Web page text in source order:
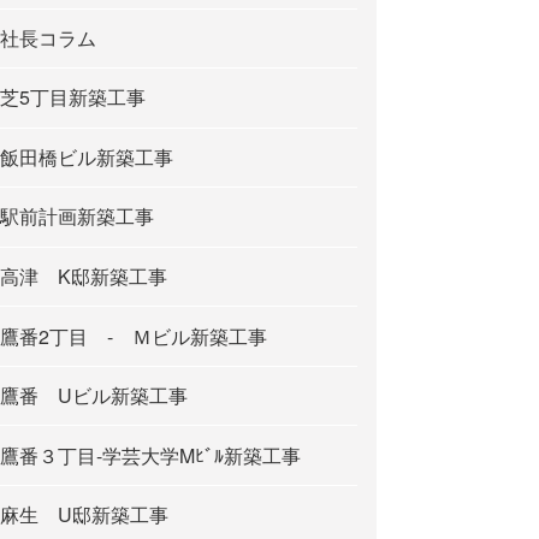
社長コラム
芝5丁目新築工事
飯田橋ビル新築工事
駅前計画新築工事
高津 K邸新築工事
鷹番2丁目 - Ｍビル新築工事
鷹番 Uビル新築工事
鷹番３丁目-学芸大学Mﾋﾞﾙ新築工事
麻生 U邸新築工事